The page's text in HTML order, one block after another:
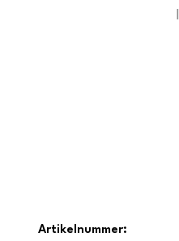
Artikelnummer: